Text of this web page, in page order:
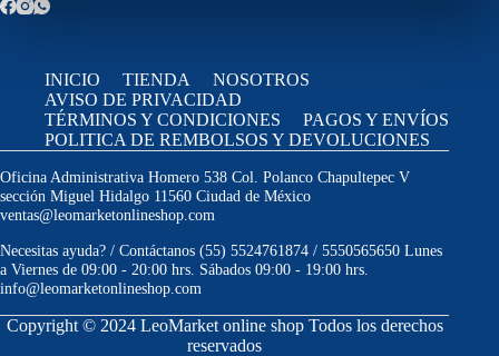
INICIO TIENDA
NOSOTROS
AVISO DE PRIVACIDAD
TÉRMINOS Y CONDICIONES
PAGOS Y ENVÍOS
POLITICA DE REMBOLSOS Y DEVOLUCIONES
Oficina Administrativa Homero 538 Col. Polanco Chapultepec V
sección Miguel Hidalgo 11560 Ciudad de México
ventas@leomarketonlineshop.com
Necesitas ayuda? / Contáctanos (55) 5524761874 / 5550565650 Lunes
a Viernes de 09:00 - 20:00 hrs. Sábados 09:00 - 19:00 hrs.
info@leomarketonlineshop.com
Copyright © 2024 LeoMarket online shop Todos los derechos
reservados